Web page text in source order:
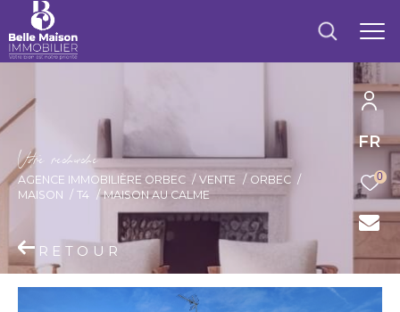
FR
0
Vore recece
AGENCE IMMOBILIÈRE ORBEC VENTE
ORBEC
MAISON
T4 MAISON AU CALME
RETOUR